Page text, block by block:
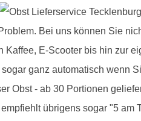
Bei uns können Sie
E-Scooter bis hin zur
ganz automatisch wenn
Obst - ab 30 Portionen
empfiehlt übrigens sogar "5 am